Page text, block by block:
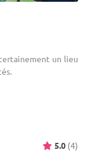
un lieu
5.0 (4)